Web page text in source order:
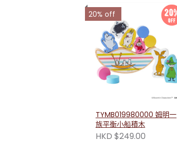
20% off
TYMB019980000 姆明一
族平衡小船積木
HKD $249.00